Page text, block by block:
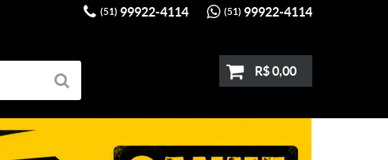
(51) 99922-4114 (51) 99922-4114
R$ 0,00